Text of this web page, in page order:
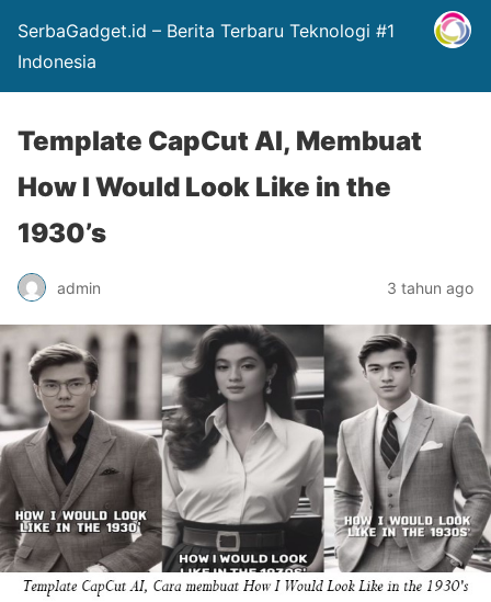
SerbaGadget.id – Berita Terbaru Teknologi #1
Indonesia
Template CapCut AI, Membuat
How I Would Look Like in the
1930’s
admin 3 tahun ago